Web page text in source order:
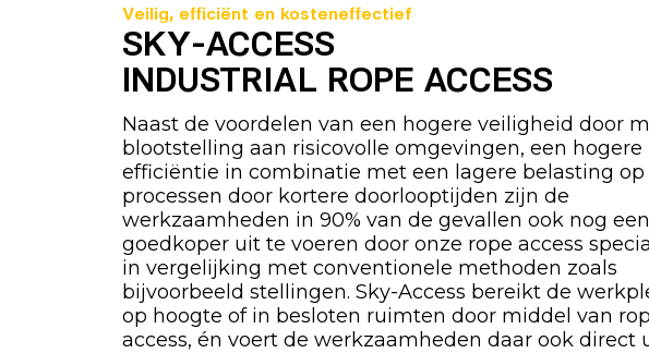
Veilig, efficiënt en kosteneffectief
SKY-ACCESS
INDUSTRIAL ROPE ACCESS
Naast de voordelen van een hogere veiligheid door
blootstelling aan risicovolle omgevingen, een hogere
efficiëntie in combinatie met een lagere belasting
processen door kortere doorlooptijden zijn de
werkzaamheden in 90% van de gevallen ook nog
goedkoper uit te voeren door onze rope access
in vergelijking met conventionele methoden zoals
bijvoorbeeld stellingen. Sky-Access bereikt de
op hoogte of in besloten ruimten door middel van
access, én voert de werkzaamheden daar ook direct